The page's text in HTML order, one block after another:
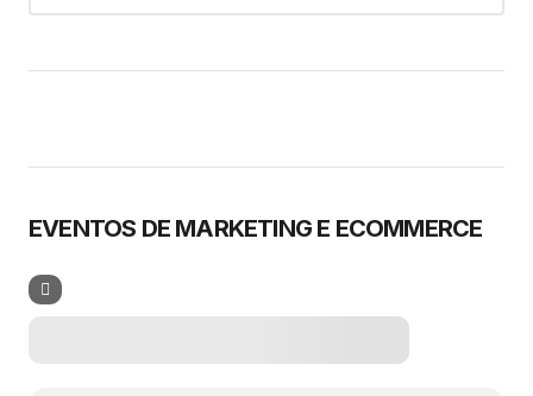
EVENTOS DE MARKETING E ECOMMERCE